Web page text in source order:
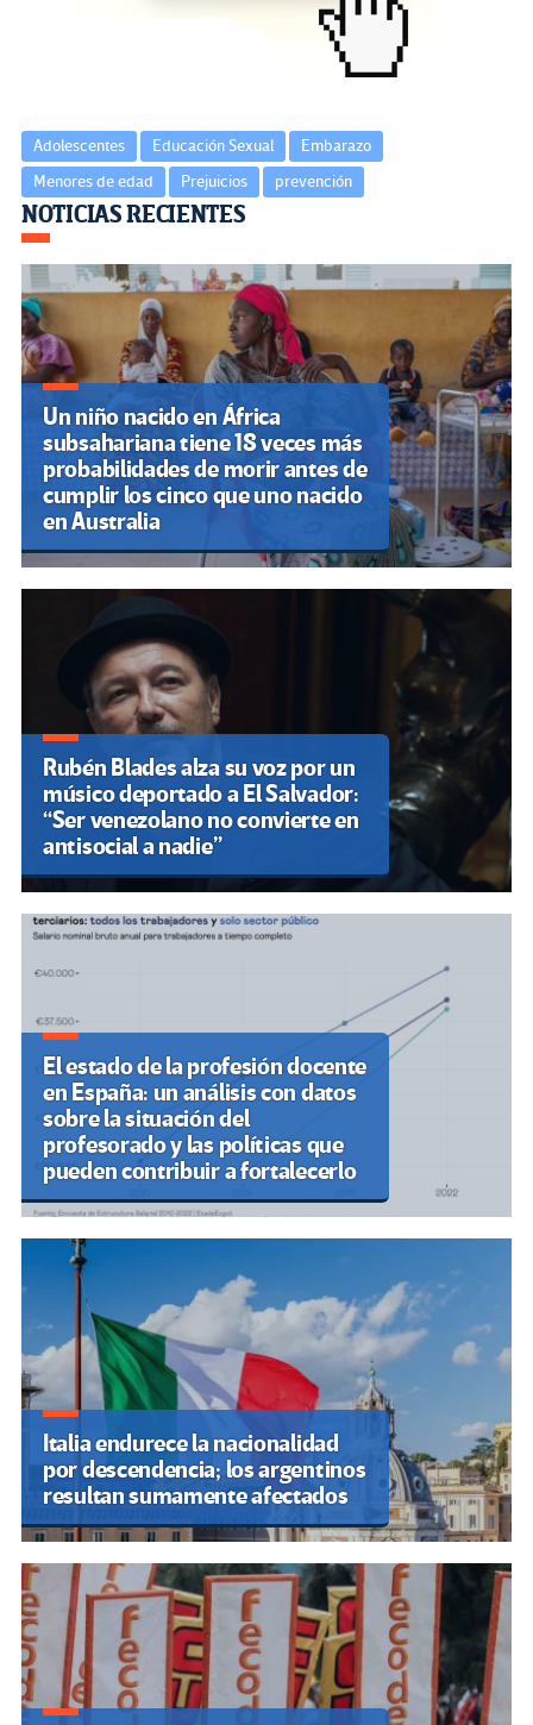
tir
Adolescentes Educación Sexual
Embarazo
Menores de edad
Prejuicios prevención
Navegación
de
entradas
NOTICIAS RECIENTES
Un niño nacido en África
subsahariana tiene 18 veces más
probabilidades de morir antes de
cumplir los cinco que uno nacido
en Australia
Rubén Blades alza su voz por un
músico deportado a El Salvador:
“Ser venezolano no convierte en
antisocial a nadie”
El estado de la profesión docente
en España: un análisis con datos
sobre la situación del
profesorado y las políticas que
pueden contribuir a fortalecerlo
Italia endurece la nacionalidad
por descendencia; los argentinos
resultan sumamente afectados